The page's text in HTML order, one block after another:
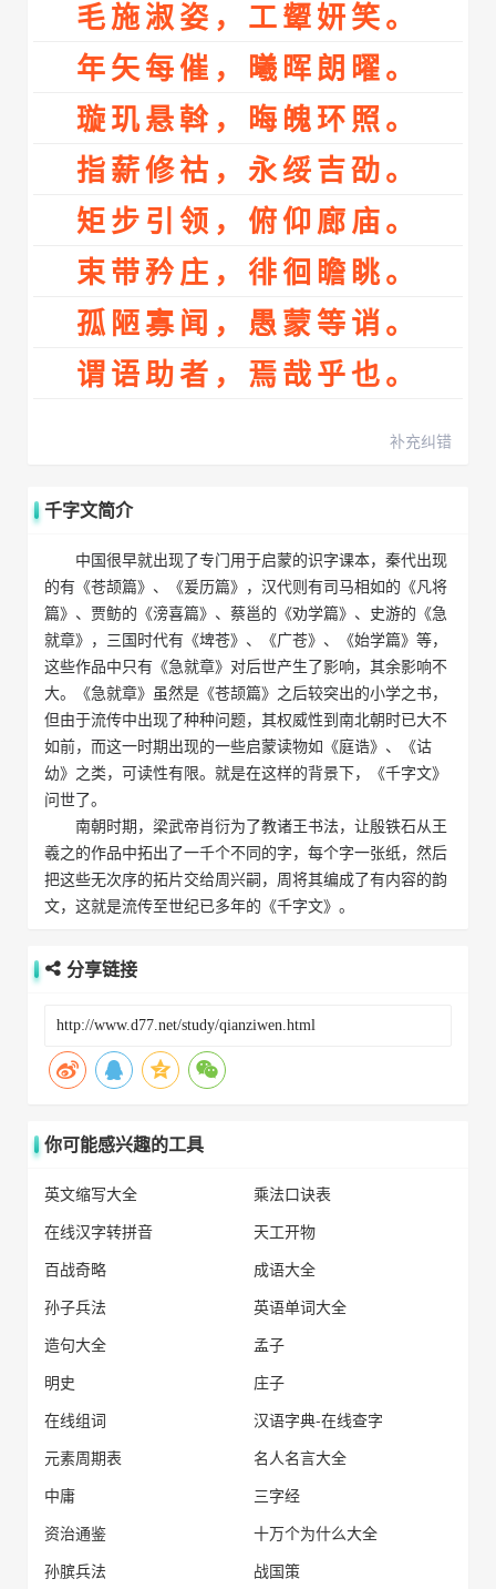
毛施淑姿，工颦妍笑。
年矢每催，曦晖朗曜。
璇玑悬斡，晦魄环照。
指薪修祜，永绥吉劭。
矩步引领，俯仰廊庙。
束带矜庄，徘徊瞻眺。
孤陋寡闻，愚蒙等诮。
谓语助者，焉哉乎也。
补充纠错
千字文简介
中国很早就出现了专门用于启蒙的识字课本，秦代出现
的有《苍颉篇》、《爰历篇》，汉代则有司马相如的《凡将
篇》、贾鲂的《滂喜篇》、蔡邕的《劝学篇》、史游的《急
就章》，三国时代有《埤苍》、《广苍》、《始学篇》等，
这些作品中只有《急就章》对后世产生了影响，其余影响不
大。《急就章》虽然是《苍颉篇》之后较突出的小学之书，
但由于流传中出现了种种问题，其权威性到南北朝时已大不
如前，而这一时期出现的一些启蒙读物如《庭诰》、《诂
幼》之类，可读性有限。就是在这样的背景下，《千字文》
问世了。
南朝时期，梁武帝肖衍为了教诸王书法，让殷铁石从王
羲之的作品中拓出了一千个不同的字，每个字一张纸，然后
把这些无次序的拓片交给周兴嗣，周将其编成了有内容的韵
文，这就是流传至世纪已多年的《千字文》。
分享链接
你可能感兴趣的工具
英文缩写大全
乘法口诀表
在线汉字转拼音
天工开物
百战奇略
成语大全
孙子兵法
英语单词大全
造句大全
孟子
明史
庄子
在线组词
汉语字典-在线查字
元素周期表
名人名言大全
中庸
三字经
资治通鉴
十万个为什么大全
孙膑兵法
战国策